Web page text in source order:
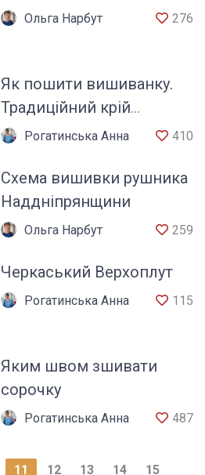
Ольга Нарбут 276
Як пошити вишиванку.
Традиційний крій
сорочки
Рогатинська Анна 410
Схема вишивки рушника
Наддніпрянщини
Ольга Нарбут 259
Черкаський Верхоплут
Рогатинська Анна 115
Яким швом зшивати
сорочку
Рогатинська Анна 487
11 12 13 14 15